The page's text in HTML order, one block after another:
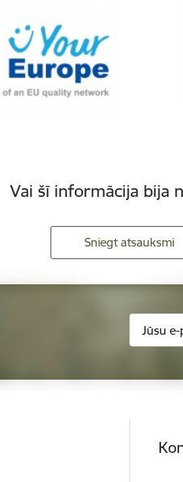
Vai šī informācija bija
Sniegt atsauksmi